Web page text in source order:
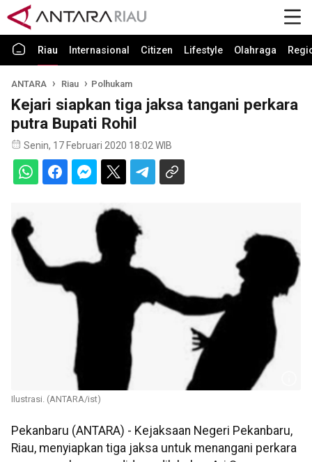
Riau Internasional Citizen Lifestyle Olahraga
ANTARA Riau Polhukam
Kejari siapkan tiga jaksa tangani perkara
putra Bupati Rohil
Senin, 17 Februari 2020 18:02 WIB
Ilustrasi. (ANTARA/ist)
Pekanbaru (ANTARA) - Kejaksaan Negeri Pekanbaru,
Riau, menyiapkan tiga jaksa untuk menangani perkara